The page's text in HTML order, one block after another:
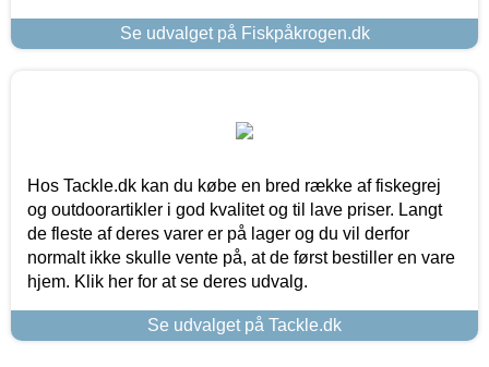
Se udvalget på Fiskpåkrogen.dk
Hos Tackle.dk kan du købe en bred række af fiskegrej
og outdoorartikler i god kvalitet og til lave priser. Langt
de fleste af deres varer er på lager og du vil derfor
normalt ikke skulle vente på, at de først bestiller en vare
hjem. Klik her for at se deres udvalg.
Se udvalget på Tackle.dk